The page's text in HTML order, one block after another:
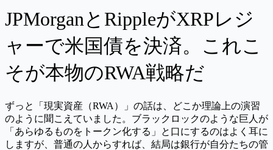
JPMorganとRippleがXRPレジ
ャーで米国債を決済。これこ
そが本物のRWA戦略だ
ずっと「現実資産（RWA）」の話は、どこか理論上の演習
のように聞こえていました。ブラックロックのような巨人が
「あらゆるものをトークン化する」と口にするのはよく耳に
しますが、普通の人からすれば、結局は銀行が自分たちの管